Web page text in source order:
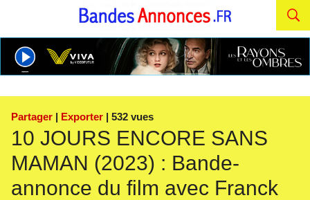
Partager | Exporter | 532 vues
10 JOURS ENCORE SANS
MAMAN (2023) : Bande-
annonce du film avec Franck